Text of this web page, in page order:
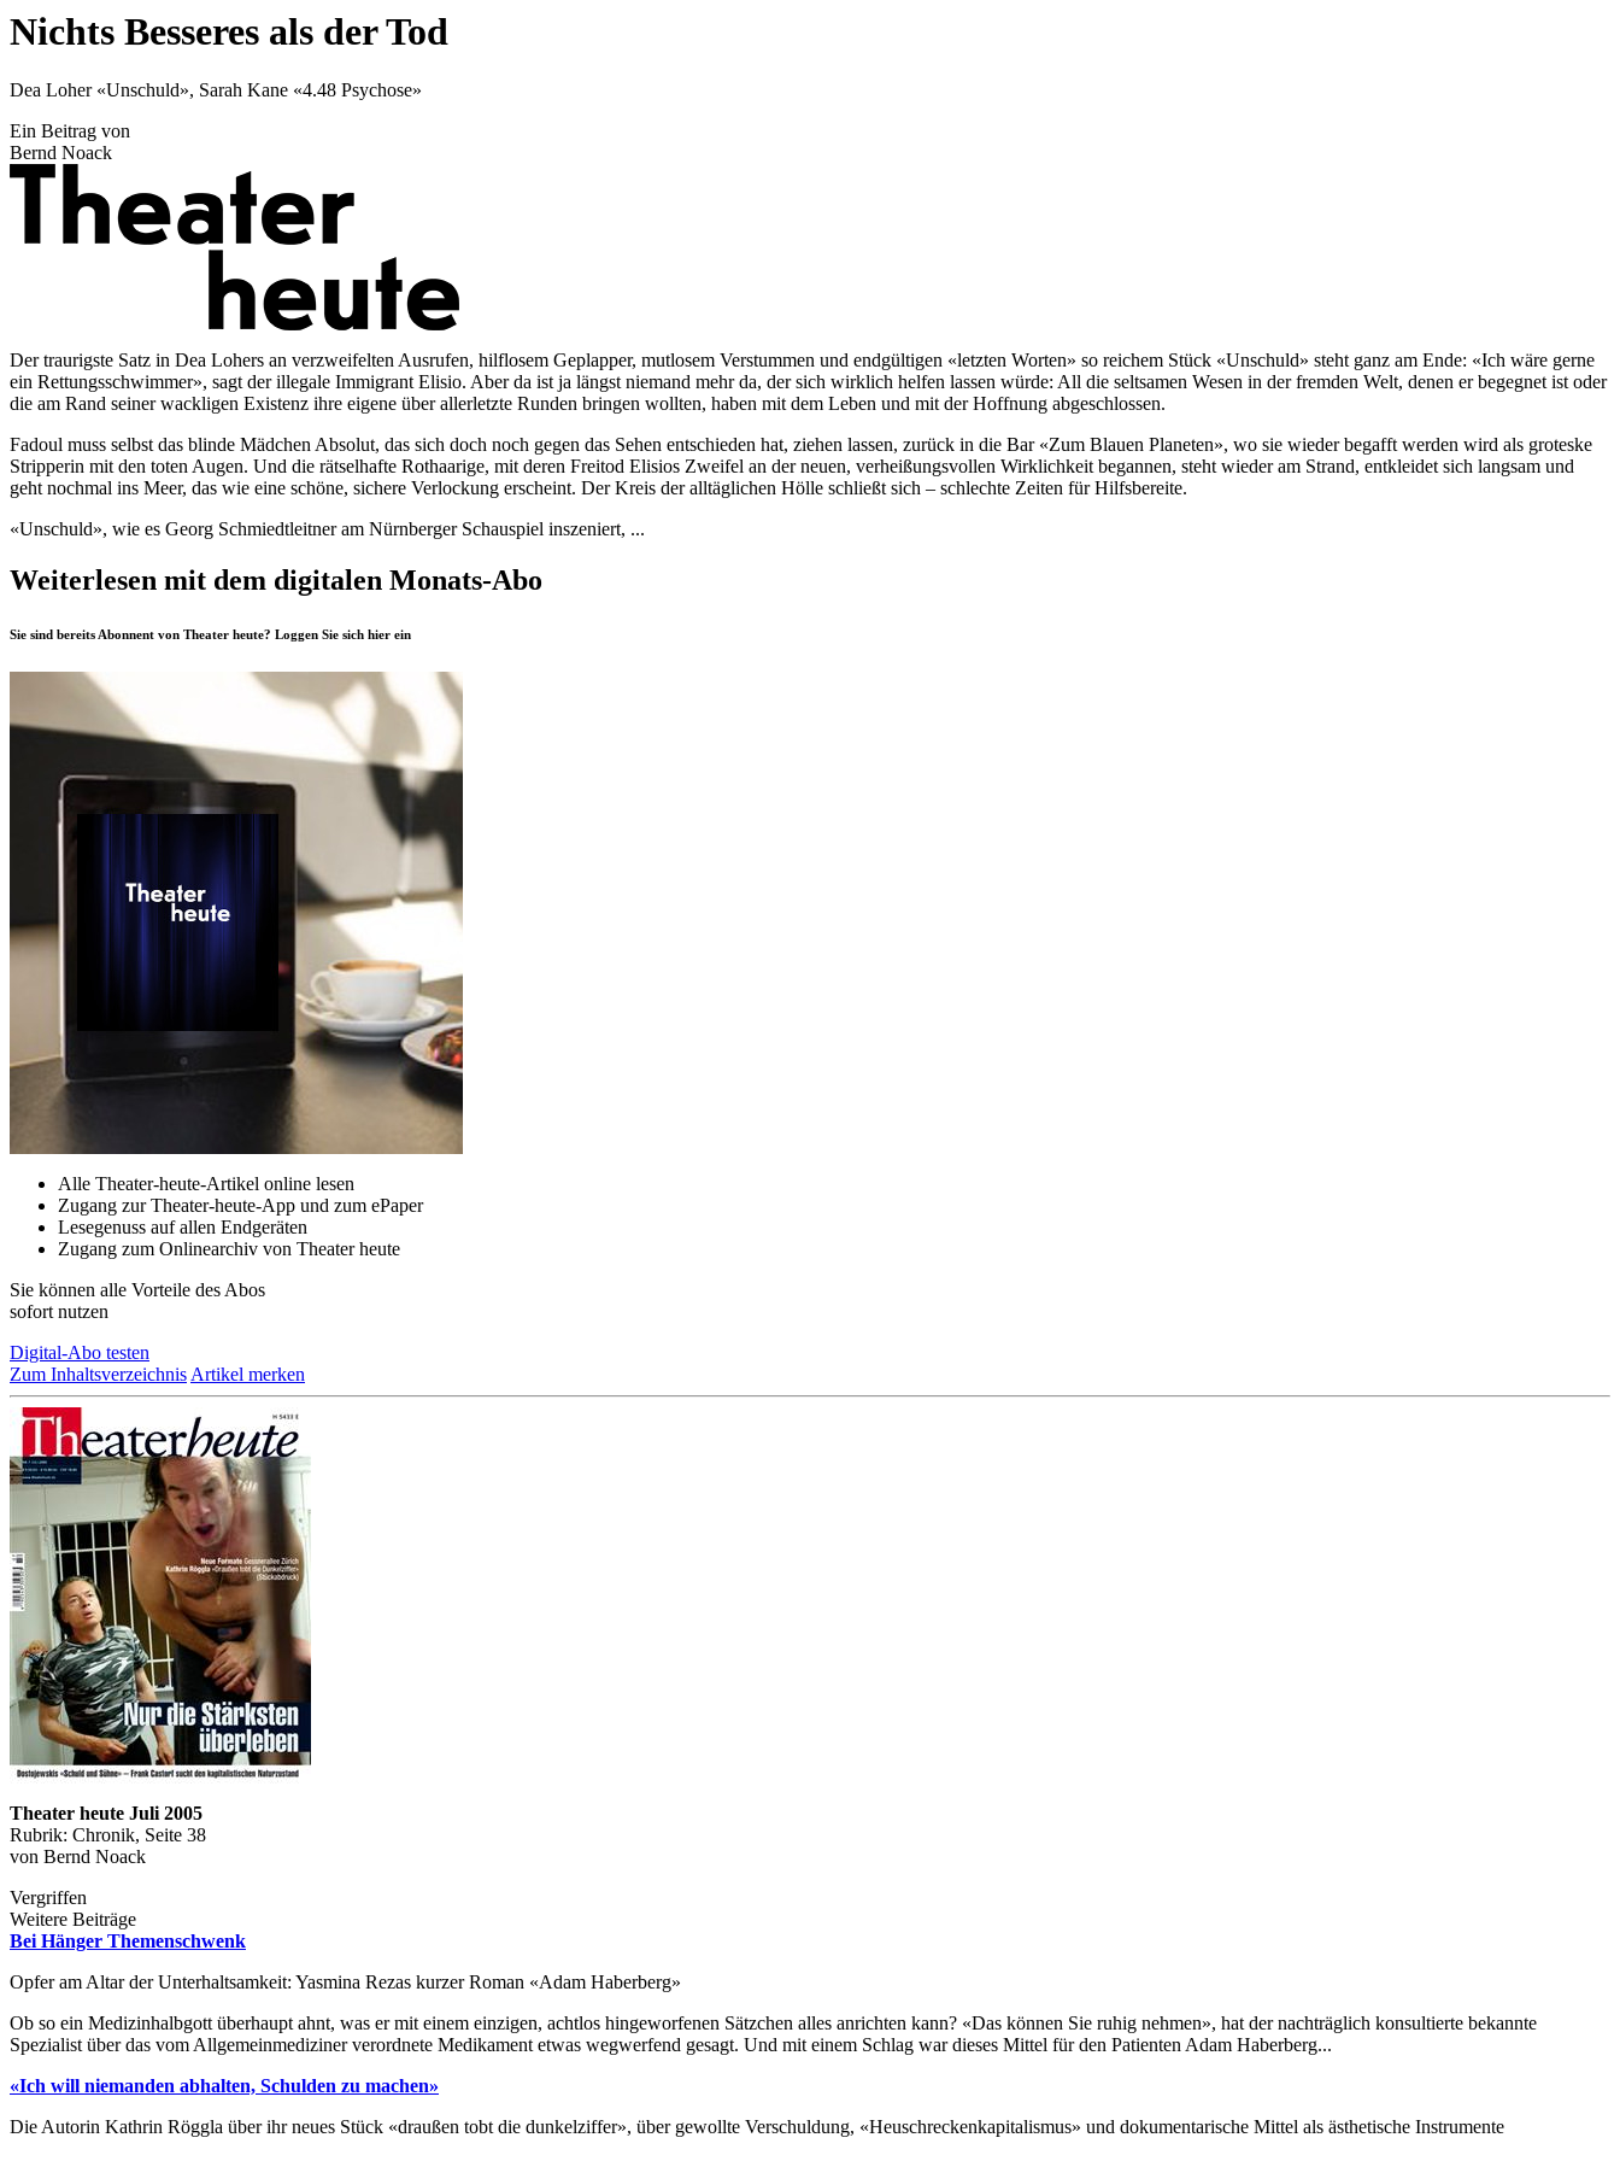
Nichts Besseres als der Tod
Dea Loher «Unschuld», Sarah Kane «4.48 Psychose»
Ein Beitrag von
Bernd Noack
Der traurigste Satz in Dea Lohers an verzweifelten Ausrufen, hilflosem Geplapper, mutlosem Verstummen und endgültigen «letzten Worten» so reichem Stück «Unschuld» steht ganz am Ende: «Ich wäre gerne
ein Rettungsschwimmer», sagt der illegale Immigrant Elisio. Aber da ist ja längst niemand mehr da, der sich wirklich helfen lassen würde: All die seltsamen Wesen in der fremden Welt, denen er begegnet ist oder
die am Rand seiner wackligen Existenz ihre eigene über allerletzte Runden bringen wollten, haben mit dem Leben und mit der Hoffnung abgeschlossen.
Fadoul muss selbst das blinde Mädchen Absolut, das sich doch noch gegen das Sehen entschieden hat, ziehen lassen, zurück in die Bar «Zum Blauen Planeten», wo sie wieder begafft werden wird als groteske
Stripperin mit den toten Augen. Und die rätselhafte Rothaarige, mit deren Freitod Elisios Zweifel an der neuen, verheißungsvollen Wirklichkeit begannen, steht wieder am Strand, entkleidet sich langsam und
geht nochmal ins Meer, das wie eine schöne, sichere Verlockung erscheint. Der Kreis der alltäglichen Hölle schließt sich – schlechte Zeiten für Hilfsbereite.
«Unschuld», wie es Georg Schmiedtleitner am Nürnberger Schauspiel inszeniert, ...
Weiterlesen mit dem digitalen Monats-Abo
Sie sind bereits Abonnent von Theater heute? Loggen Sie sich hier ein
Alle Theater-heute-Artikel online lesen
Zugang zur Theater-heute-App und zum ePaper
Lesegenuss auf allen Endgeräten
Zugang zum Onlinearchiv von Theater heute
Sie können alle Vorteile des Abos
sofort nutzen
Digital-Abo testen
Zum Inhaltsverzeichnis Artikel merken
Theater heute Juli 2005
Rubrik: Chronik, Seite 38
von Bernd Noack
Vergriffen
Weitere Beiträge
Bei Hänger Themenschwenk
Opfer am Altar der Unterhaltsamkeit: Yasmina Rezas kurzer Roman «Adam Haberberg»
Ob so ein Medizinhalbgott überhaupt ahnt, was er mit einem einzigen, achtlos hingeworfenen Sätzchen alles anrichten kann? «Das können Sie ruhig nehmen», hat der nachträglich konsultierte bekannte
Spezialist über das vom Allgemeinmediziner verordnete Medikament etwas wegwerfend gesagt. Und mit einem Schlag war dieses Mittel für den Patienten Adam Haberberg...
«Ich will niemanden abhalten, Schulden zu machen»
Die Autorin Kathrin Röggla über ihr neues Stück «draußen tobt die dunkelziffer», über gewollte Verschuldung, «Heuschreckenkapitalismus» und dokumentarische Mittel als ästhetische Instrumente